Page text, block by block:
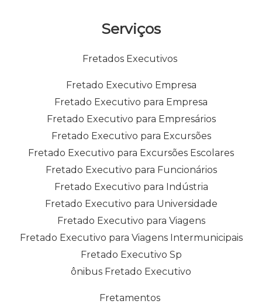
Serviços
Fretados Executivos
Fretado Executivo Empresa
Fretado Executivo para Empresa
Fretado Executivo para Empresários
Fretado Executivo para Excursões
Fretado Executivo para Excursões Escolares
Fretado Executivo para Funcionários
Fretado Executivo para Indústria
Fretado Executivo para Universidade
Fretado Executivo para Viagens
Fretado Executivo para Viagens Intermunicipais
Fretado Executivo Sp
ônibus Fretado Executivo
Fretamentos